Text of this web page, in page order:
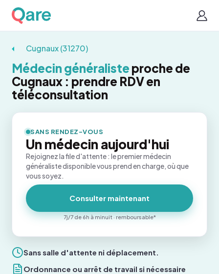
Cugnaux (31270)
Médecin généraliste proche de
Cugnaux : prendre RDV en
téléconsultation
Sans salle d'attente ni déplacement.
Ordonnance ou arrêt de travail si nécessaire
SANS RENDEZ-VOUS
Un médecin aujourd'hui
Rejoignez la file d'attente : le premier médecin
généraliste disponible vous prend en charge, où que
vous soyez.
Consulter maintenant
7j/7 de 6h à minuit · remboursable*